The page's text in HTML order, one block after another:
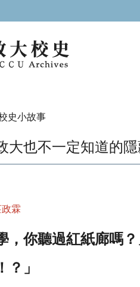
史小故事
大也不一定知道的
霖
，你聽過紅紙廊嗎？
？」